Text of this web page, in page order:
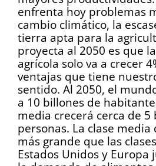
enfrenta hoy problemas
cambio climático, la
tierra apta para la
proyecta al 2050 es que
agrícola solo va a crecer
ventajas que tiene
sentido. Al 2050, el
a 10 billones de
media crecerá cerca de 5
personas. La clase media
más grande que las
Estados Unidos y Europa